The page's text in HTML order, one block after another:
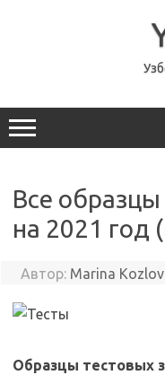
Все
на 2021 год
Автор: Marina
Образцы тестовых